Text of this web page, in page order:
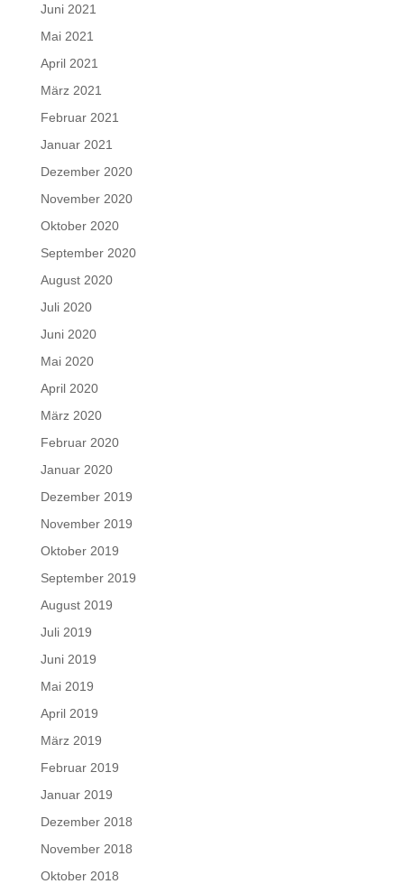
Juni 2021
Mai 2021
April 2021
März 2021
Februar 2021
Januar 2021
Dezember 2020
November 2020
Oktober 2020
September 2020
August 2020
Juli 2020
Juni 2020
Mai 2020
April 2020
März 2020
Februar 2020
Januar 2020
Dezember 2019
November 2019
Oktober 2019
September 2019
August 2019
Juli 2019
Juni 2019
Mai 2019
April 2019
März 2019
Februar 2019
Januar 2019
Dezember 2018
November 2018
Oktober 2018